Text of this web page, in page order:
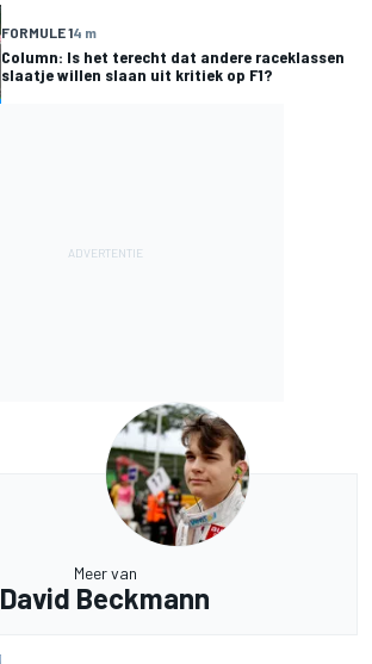
FORMULE 14 m
Column: Is het terecht dat andere raceklassen
slaatje willen slaan uit kritiek op F1?
Meer van
David Beckmann